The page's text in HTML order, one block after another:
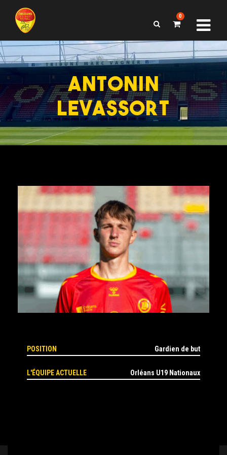
0
ANTONIN
LEVASSORT
POSITION Gardien de but
L'ÉQUIPE ACTUELLE Orléans U19 Nationaux